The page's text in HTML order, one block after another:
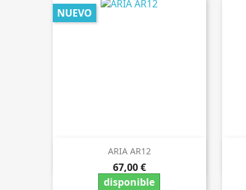
ARIA AR12
67,00 €
disponible
NUEVO
Vista rápida